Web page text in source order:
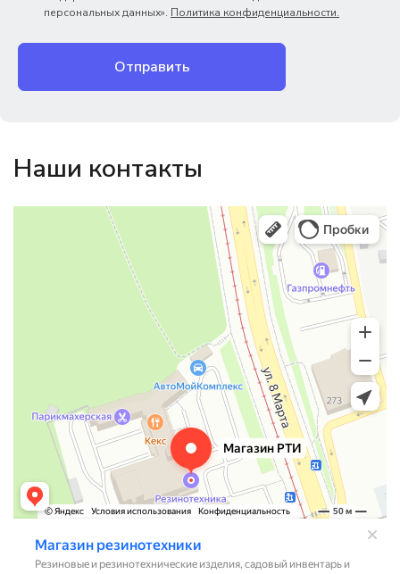
персональных данных». Политика конфиденциальности.
Отправить
Наши контакты
Магазин резинотехники
Резиновые и резинотехнические изделия в Екатеринбурге
Садовый инвентарь и техника в Екатеринбурге